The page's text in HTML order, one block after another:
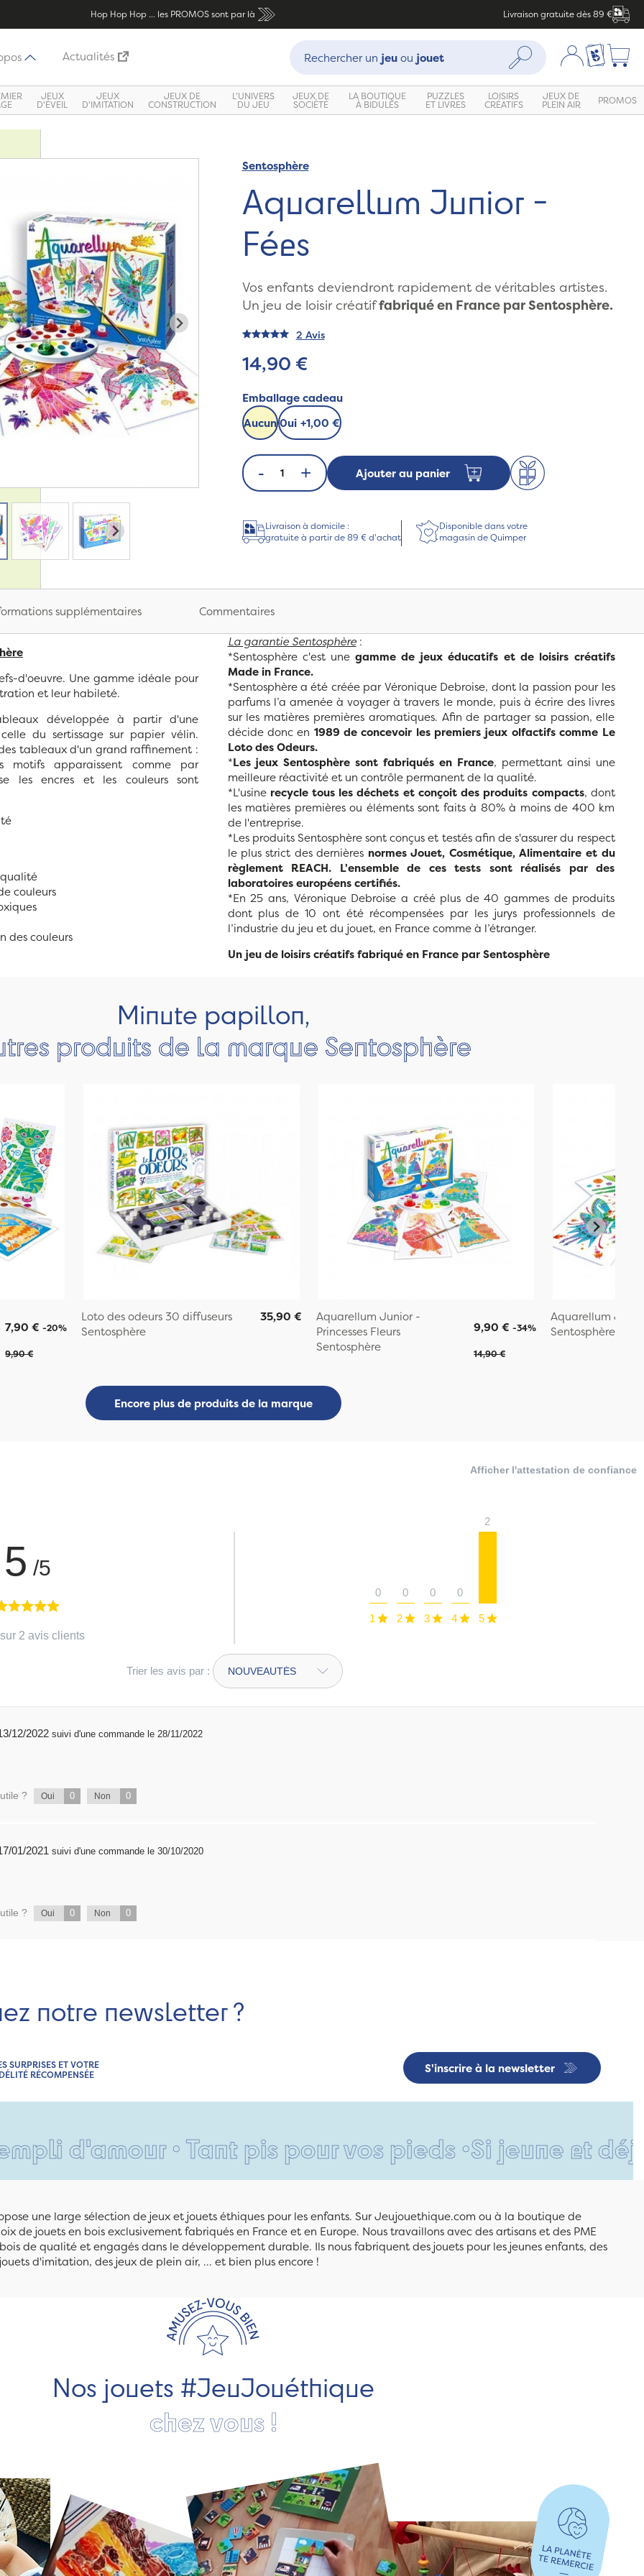
Hop Hop Hop ... les PROMOS sont par là Livraison gratuite dès 89 €
Actualités
Recherche :
Rechercher un jeuou jouet Rechercher Mon compte
Ma liste
JEUX
D'ÉVEIL
JEUX
D'IMITATION
JEUX DE
CONSTRUCTION
L'UNIVERS
DU JEU
JEUX DE
SOCIÉTÉ
LA BOUTIQUE
À BIDULES
PUZZLES
ET LIVRES
LOISIRS
CRÉATIFS
JEUX DE
PLEIN AIR PROMOS
ZoomSentosphère
Aquarellum Junior -
Fées
Vos enfants deviendront rapidement de véritables artistes.
Un jeu de loisir créatiffabriqué en France par Sentosphère.
2 Avis
14,90 €
Emballage cadeau
Aucun0ui +1,00 €
- + Ajouter au panier
Livraison à domicile :
gratuite à partir de 89 € d'achat
Disponible dans votre
magasin de Quimper
supplémentaires Commentaires
d'oeuvre. Une gamme idéale pour
et leur habileté.
développée à partir d'une
du sertissage sur papier vélin.
tableaux d'un grand raffinement :
apparaissent comme par
les encres et les couleurs sont
couleurs
des couleurs
La garantie Sentosphère:
*Sentosphère c'est une gamme de jeux éducatifs et de loisirs créatifs
Made in France.
*Sentosphère a été créée par Véronique Debroise, dont la passion pour les
parfums l’a amenée à voyager à travers le monde, puis à écrire des livres
sur les matières premières aromatiques. Afin de partager sa passion, elle
décide donc en 1989 de concevoir les premiers jeux olfactifs comme Le
Loto des Odeurs.
*Les jeux Sentosphère sont fabriqués en France, permettant ainsi une
meilleure réactivité et un contrôle permanent de la qualité.
*L'usine recycle tous les déchets et conçoit des produits compacts, dont
les matières premières ou éléments sont faits à 80% à moins de 400 km
de l'entreprise.
*Les produits Sentosphère sont conçus et testés afin de s'assurer du respect
le plus strict des dernières normes Jouet, Cosmétique, Alimentaire et du
règlement REACH. L'ensemble de ces tests sont réalisés par des
laboratoires européens certifiés.
*En 25 ans, Véronique Debroise a créé plus de 40 gammes de produits
dont plus de 10 ont été récompensées par les jurys professionnels de
l’industrie du jeu et du jouet, en France comme à l’étranger.
Un jeu de loisirs créatifs fabriqué en France par Sentosphère
Minute papillon,
produits de la marque Sentosphère
7,90 €-20%
9,90 €
Loto des odeurs 30 diffuseurs
Sentosphère
35,90 €
Aquarellum Junior -
Princesses Fleurs
Sentosphère
9,90 €-34%
14,90 €
Aquarellum
Sentosphère
Encore plus de produits de la marque
Afficher l'attestation de confiance
5 /5
2 avis clients
1
0
2
0
3
0
4
0
5
2
Trier les avis par :
13/12/2022suivi d'une commande le 28/11/2022
? Oui 0 Non 0
17/01/2021suivi d'une commande le 30/10/2020
? Oui 0 Non 0
notre newsletter ?
S'inscrire à la newsletter
SURPRISES ET VOTRE
RÉCOMPENSÉE
• Tant pis pour vos pieds • Si jeune et déjà si
une large sélection de jeux et jouets éthiques pour les enfants. Sur Jeujouethique.com ou à la boutique de
de jouets en bois exclusivement fabriqués en France et en Europe. Nous travaillons avec des artisans et des PME
de qualité et engagés dans le développement durable. Ils nous fabriquent des jouets pour les jeunes enfants, des
d'imitation, des jeux de plein air, ... et bien plus encore !
Nos jouets #JeuJouéthique
chez vous !